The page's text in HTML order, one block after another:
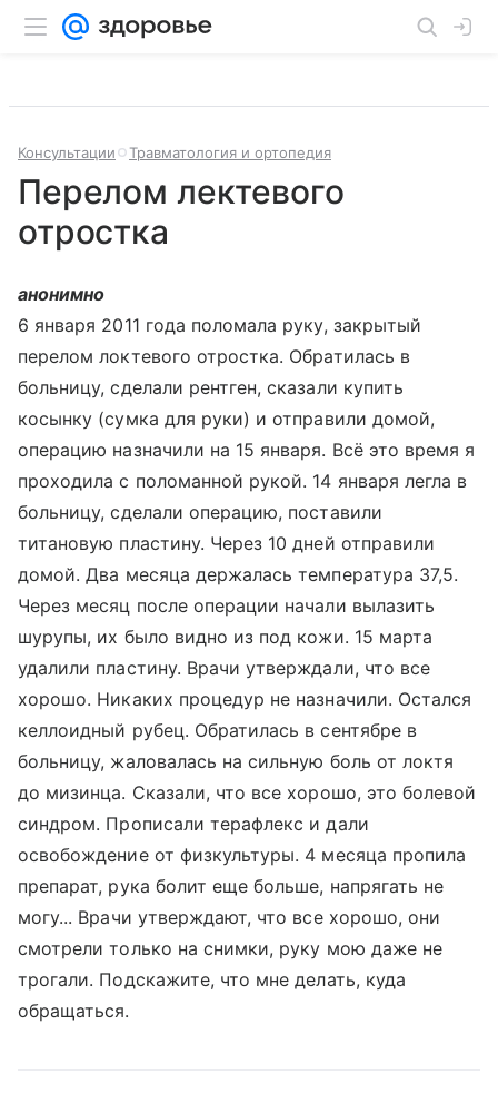
Консультации Травматология и ортопедия
Перелом лектевого
отростка
анонимно
6 января 2011 года поломала руку, закрытый
перелом локтевого отростка. Обратилась в
больницу, сделали рентген, сказали купить
косынку (сумка для руки) и отправили домой,
операцию назначили на 15 января. Всё это время я
проходила с поломанной рукой. 14 января легла в
больницу, сделали операцию, поставили
титановую пластину. Через 10 дней отправили
домой. Два месяца держалась температура 37,5.
Через месяц после операции начали вылазить
шурупы, их было видно из под кожи. 15 марта
удалили пластину. Врачи утверждали, что все
хорошо. Никаких процедур не назначили. Остался
келлоидный рубец. Обратилась в сентябре в
больницу, жаловалась на сильную боль от локтя
до мизинца. Сказали, что все хорошо, это болевой
синдром. Прописали терафлекс и дали
освобождение от физкультуры. 4 месяца пропила
препарат, рука болит еще больше, напрягать не
могу... Врачи утверждают, что все хорошо, они
смотрели только на снимки, руку мою даже не
трогали. Подскажите, что мне делать, куда
обращаться.